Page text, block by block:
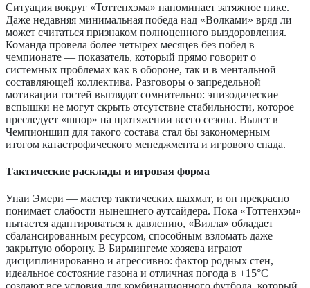
Ситуация вокруг «Тоттенхэма» напоминает затяжное пике.
Даже недавняя минимальная победа над «Волками» вряд ли
может считаться признаком полноценного выздоровления.
Команда провела более четырех месяцев без побед в
чемпионате — показатель, который прямо говорит о
системных проблемах как в обороне, так и в ментальной
составляющей коллектива. Разговоры о запредельной
мотивации гостей выглядят сомнительно: эпизодические
вспышки не могут скрыть отсутствие стабильности, которое
преследует «шпор» на протяжении всего сезона. Вылет в
Чемпионшип для такого состава стал бы закономерным
итогом катастрофического менеджмента и игрового спада.
Тактические расклады и игровая форма
Унаи Эмери — мастер тактических шахмат, и он прекрасно
понимает слабости нынешнего аутсайдера. Пока «Тоттенхэм»
пытается адаптироваться к давлению, «Вилла» обладает
сбалансированным ресурсом, способным взломать даже
закрытую оборону. В Бирмингеме хозяева играют
дисциплинированно и агрессивно: фактор родных стен,
идеальное состояние газона и отличная погода в +15°C